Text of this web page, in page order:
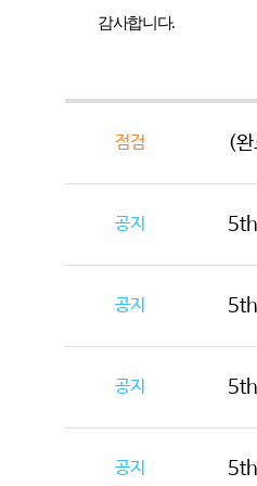
감사합니다.
점검 (
공지
공지
공지
공지